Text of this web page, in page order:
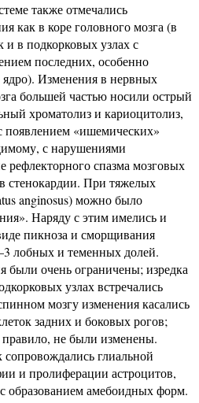
также отмечались
как в коре головного мозга (в
в подкорковых узлах с
последних, особенно
ядро). Изменения в нервных
большей частью носили острый
хроматолиз и кариоцитолиз,
появлением «ишемических»
с нарушениями
рефлекторного спазма мозговых
стенокардии. При тяжелых
anginosus) можно было
Наряду с этим имелись и
пикноза и сморщивания
лобных и теменных долей.
были очень ограничены; изредка
узлах встречались
мозгу изменения касались
задних и боковых рогов;
правило, не были изменены.
глиальной
и пролиферации астроцитов,
образованием амебоидных форм.